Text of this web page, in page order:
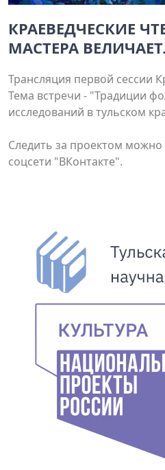
КРАЕВЕДЧЕСКИЕ
МАСТЕРА
Трансляция первой сессии
Тема встречи - "Традиции
исследований в тульском
Следить за проектом можно
соцсети "ВКонтакте".